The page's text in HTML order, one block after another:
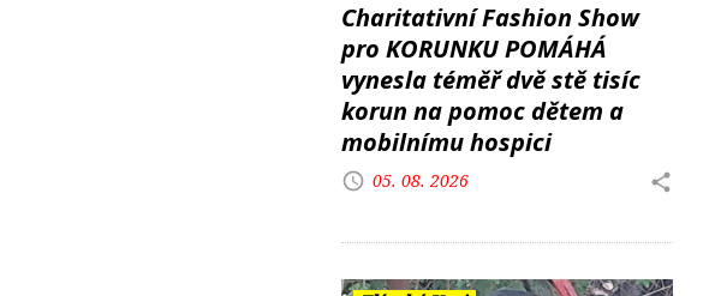
Charitativní Fashion Show
pro KORUNKU POMÁHÁ
vynesla téměř dvě stě tisíc
korun na pomoc dětem a
mobilnímu hospici
05. 08. 2026